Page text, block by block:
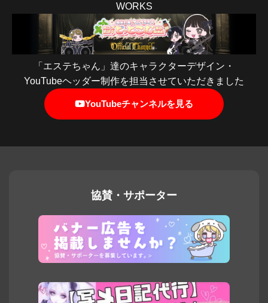
WORKS
「エステちゃん」達のキャラクターデザイン・
YouTubeヘッダー制作を担当させていただきました
YouTubeチャンネルを見る
協賛・サポーター